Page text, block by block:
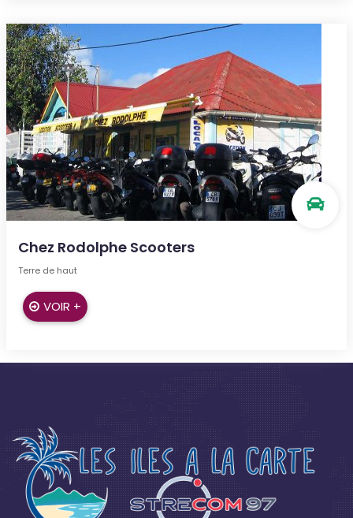
Chez Rodolphe Scooters
Terre de haut
VOIR +